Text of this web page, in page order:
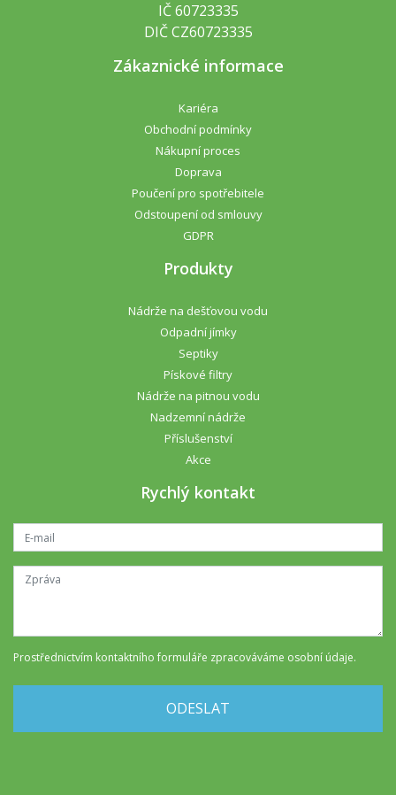
IČ 60723335
DIČ CZ60723335
Zákaznické informace
Kariéra
Obchodní podmínky
Nákupní proces
Doprava
Poučení pro spotřebitele
Odstoupení od smlouvy
GDPR
Produkty
Nádrže na dešťovou vodu
Odpadní jímky
Septiky
Pískové filtry
Nádrže na pitnou vodu
Nadzemní nádrže
Příslušenství
Akce
Rychlý kontakt
Prostřednictvím kontaktního formuláře zpracováváme osobní údaje.
ODESLAT